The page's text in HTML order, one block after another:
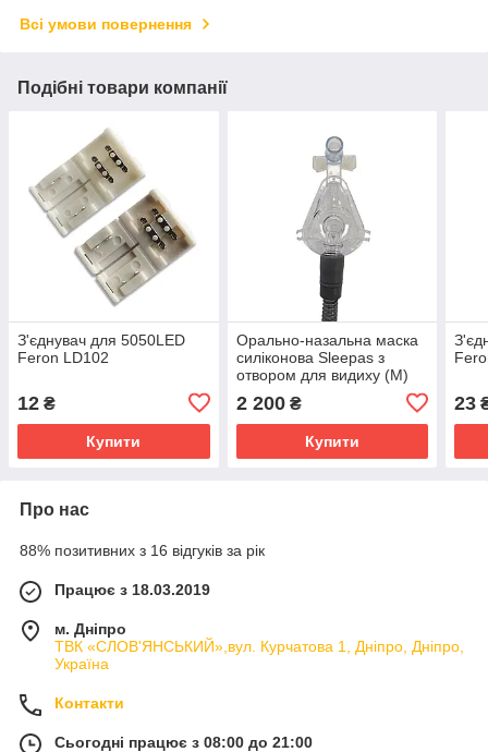
Всі умови повернення
Подібні товари компанії
З'єднувач для 5050LED
Feron LD102
12 ₴
Купити
Орально-назальна маска
силіконова Sleepas з
отвором для видиху (M)
2 200₴
Купити
23
Про нас
88% позитивних з 16 відгуків за рік
Працює з 18.03.2019
м. Дніпро
ТВК «СЛОВ'ЯНСЬКИЙ»,вул. Курчатова 1, Дніпро, Дніпро,
Україна
Контакти
Сьогодні працює з 08:00 до 21:00